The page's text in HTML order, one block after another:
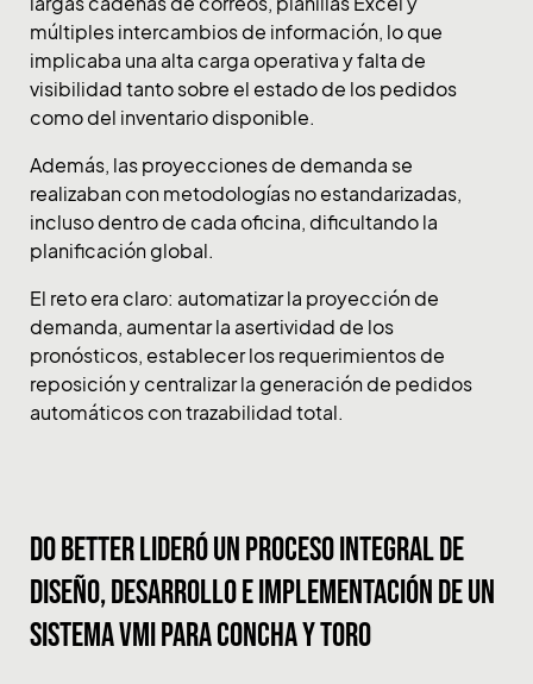
múltiples intercambios de información, lo que
implicaba una alta carga operativa y falta de
visibilidad tanto sobre el estado de los pedidos
como del inventario disponible.
Además, las proyecciones de demanda se
realizaban con metodologías no estandarizadas,
incluso dentro de cada oficina, dificultando la
planificación global.
El reto era claro: automatizar la proyección de
demanda, aumentar la asertividad de los
pronósticos, establecer los requerimientos de
reposición y centralizar la generación de pedidos
automáticos con trazabilidad total.
Do Better lideró un proceso integral de
diseño, desarrollo e implementación de un
sistema VMI para Concha y Toro